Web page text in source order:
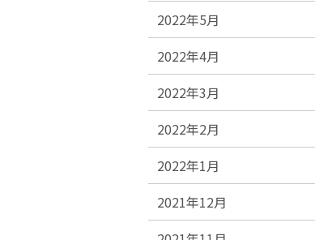
2022年5月
2022年4月
2022年3月
2022年2月
2022年1月
2021年12月